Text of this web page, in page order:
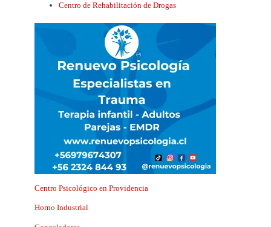
Centro de Rehabilitación de Drogas
Centro Psicológico en Providencia
Horno Industrial